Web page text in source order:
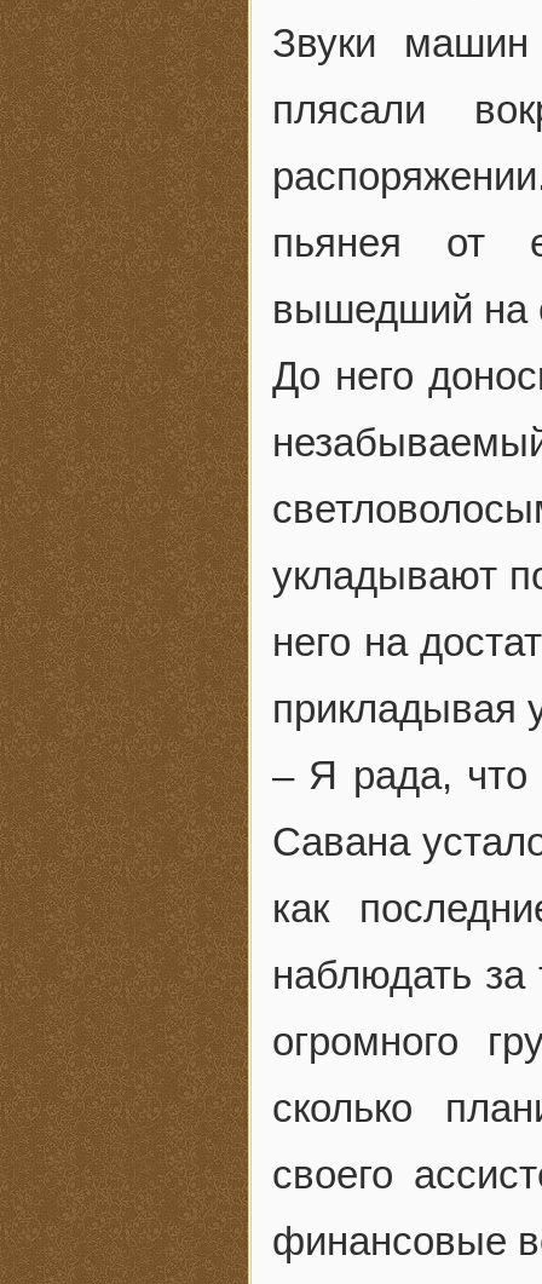
Звуки
плясали
пьянея от
вышедший на
До него
укладывают
него на
прикладывая
– Я рада, что
Савана
как
наблюдать за
огромного
сколько
своего
финансовые